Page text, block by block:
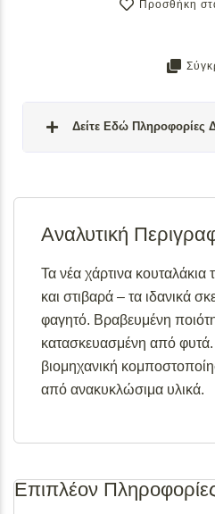
Προσθήκη
Δείτε Εδώ Πληροφορίες
Διαθέσιμο κατόπιν
ημερομηνία εξόφλησης της
Σε απόθεμα (επιπλέον μπορεί
παραγγελίας):Μερική
για αποστολή και το
την ημερομηνία εξόφλησης
Για περισσότερες λεπτομέρειες
διαθεσιμότητες προϊόντων,
Αναλυτική
Τα νέα χάρτινα κουταλάκια
και στιβαρά – τα ιδανικά
φαγητό. Βραβευμένη
κατασκευασμένη από φυτά.
βιομηχανική
από ανακυκλώσιμα υλικά.
Επιπλέον